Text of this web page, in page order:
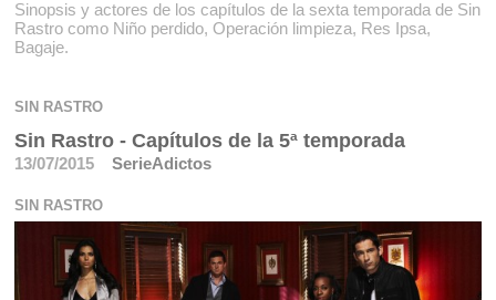
Sinopsis y actores de los capítulos de la sexta temporada de Sin
Rastro como Niño perdido, Operación limpieza, Res Ipsa,
Bagaje.
SIN RASTRO
Sin Rastro - Capítulos de la 5ª temporada
13/07/2015 SerieAdictos
SIN RASTRO